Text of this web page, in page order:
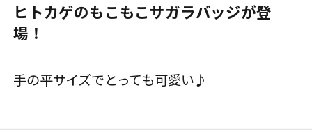
ヒトカゲのもこもこサガラバッジが登
場！
手の平サイズでとっても可愛い♪